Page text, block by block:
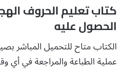
الحصول عليه
عملية الطباعة والمراجعة في أي